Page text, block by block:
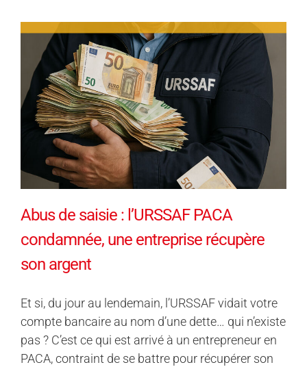
Abus de saisie : l’URSSAF PACA
condamnée, une entreprise récupère
son argent
Et si, du jour au lendemain, l’URSSAF vidait votre
compte bancaire au nom d’une dette… qui n’existe
pas ? C’est ce qui est arrivé à un entrepreneur en
PACA, contraint de se battre pour récupérer son